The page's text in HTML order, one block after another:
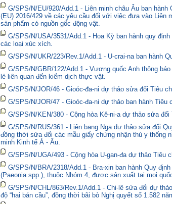
G/SPS/N/EU/920/Add.1 - Liên minh châu Âu ban
(EU) 2016/429 về các yêu cầu đối với việc đưa vào
sản phẩm có nguồn gốc động vật.
G/SPS/N/USA/3531/Add.1 - Hoa Kỳ ban hành quy
các loại xúc xích.
G/SPS/N/UKR/223/Rev.1/Add.1 - U-crai-na ban hành
G/SPS/N/GBR/122/Add.1 - Vương quốc Anh thông
lẻ liên quan đến kiểm dịch thực vật.
G/SPS/N/JOR/46 - Gioóc-đa-ni dự thảo sửa đổi Tiêu
G/SPS/N/JOR/47 - Gioóc-đa-ni dự thảo ban hành
G/SPS/N/KEN/380 - Cộng hòa Kê-ni-a dự thảo sửa
G/SPS/N/RUS/361 - Liên bang Nga dự thảo sửa đổi
đồng thời sửa đổi các mẫu giấy chứng nhận thú y thống
minh Kinh tế Á - Âu.
G/SPS/N/UGA/493 - Cộng hòa U-gan-đa dự thảo
G/SPS/N/BRA/2318/Add.1 - Bra-xin ban hành Quy
(Paeonia spp.), thuộc Nhóm 4, được sản xuất tại mọi
G/SPS/N/CHL/863/Rev.1/Add.1 - Chi-lê sửa đổi dự
độ “hai bán cầu”, đồng thời bãi bỏ Nghị quyết số 1.582